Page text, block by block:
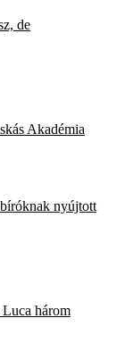
de
Akadémia
nyújtott
három